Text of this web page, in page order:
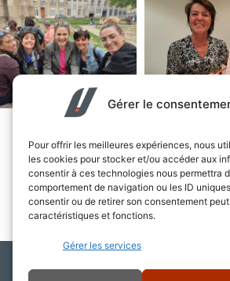
Gérer le
Pour offrir les meilleures expériences, nous
les cookies pour stocker et/ou accéder aux
consentir à ces technologies nous permettra
comportement de navigation ou les ID
consentir ou de retirer son consentement
caractéristiques et fonctions.
Gérer les services